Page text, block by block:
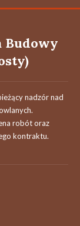
nadzór nad
robót oraz
kontraktu.